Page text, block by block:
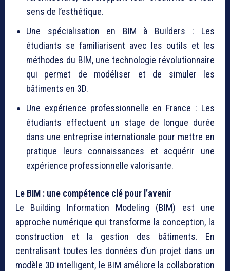
sens de l’esthétique.
Une spécialisation en BIM à Builders : Les
étudiants se familiarisent avec les outils et les
méthodes du BIM, une technologie révolutionnaire
qui permet de modéliser et de simuler les
bâtiments en 3D.
Une expérience professionnelle en France : Les
étudiants effectuent un stage de longue durée
dans une entreprise internationale pour mettre en
pratique leurs connaissances et acquérir une
expérience professionnelle valorisante.
Le BIM : une compétence clé pour l’avenir
Le Building Information Modeling (BIM) est une
approche numérique qui transforme la conception, la
construction et la gestion des bâtiments. En
centralisant toutes les données d’un projet dans un
modèle 3D intelligent, le BIM améliore la collaboration